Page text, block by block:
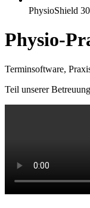
PhysioShield
Physio-
Terminsoftware,
Teil unserer